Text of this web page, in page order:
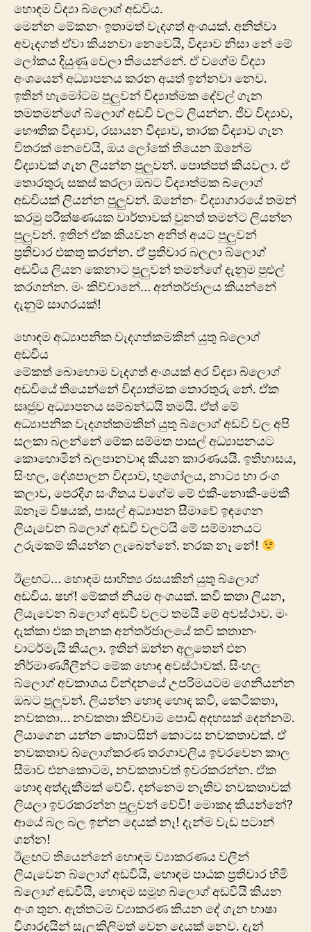
හොඳම විද්‍යා බ්ලොග් අඩවිය.
මෙන්න මේකනං ඉතාමත් වැදගත් අංශයක්. අනිත්වා
අවැදගත් ඒවා කියනවා නෙවෙයි, විද්‍යාව නිසා නේ මේ
ලෝකය දියුණු වෙලා තියෙන්නේ. ඒ වගේම විද්‍යා
අංශයෙන් අධ්‍යාපනය කරන අයත් ඉන්නවා නෙව.
ඉතින් හැමෝටම පුලුවන් විද්‍යාත්මක දේවල් ගැන
තමතමන්ගේ බ්ලොග් අඩවි වලට ලියන්න. ජීව විද්‍යාව,
භෞතික විද්‍යාව, රසායන විද්‍යාව, තාරක විද්‍යාව ගැන
විතරක් නෙවෙයි, ඔය ලෝකේ තියෙන ඕනේම
විද්‍යාවක් ගැන ලියන්න පුලුවන්. පොත්පත් කියවලා. ඒ
තොරතුරු සකස් කරලා ඔබ‍ට විද්‍යාත්මක බ්ලොග්
අඩවියක් ලියන්න පුලුවන්. ඕනේනං විද්‍යාගාරයේ තමන්
කරමු පරීක්ෂණයක වාර්තාවක් වුනත් තමන්ට ලියන්න
පුලුවන්. ඉතින් ඒක කියවන අනිත් අයට පුලුවන්
ප්‍රතිචාර එකතු කරන්න. ඒ ප්‍රතිචාර බලලා බ්ලොග්
අඩවිය ලියන කෙනාට පුලුවන් තමන්ගේ දැනුම පුළුල්
කරගන්න. මං කිව්වානේ… අන්තර්ජාලය කියන්නේ
දැනුම් සාගරයක්!
හොඳම අධ්‍යාපනික වැදගත්කමකින් යුතු බ්ලොග්
අඩවිය
මේකත් බොහොම වැදගත් අංශයක් අර විද්‍යා බ්ලොග්
අඩවියේ තියෙන්නේ විද්‍යාත්මක තොරතුරු නේ. ඒක
සෘජුව අධ්‍යාපනය සම්බන්ධයි තමයි. ඒත් මේ
අධ්‍යාපනික වැදගත්කමකින් යුතු බ්ලොග් අඩවි වල අපි
සලකා බලන්නේ මේක සම්මත පාසල් අධ්‍යාපනයට
කොහොමින් බලපානවාද කියන කාරණයයි. ඉතිහාසය,
සිංහල, දේශපාලන විද්‍යාව, භු‍ගෝලය, නාට්‍ය හා රංග
කලාව, පෙරදිග සංගීතය වගේම මේ එකී-නොකී-මෙකී
ඕනෑම විෂයක්, පාසල් අධ්‍යාපන සීමාවේ ඉඳගෙන
ලියැවෙන බ්ලොග් අඩවි වලටයි මේ සම්මානයට
උරුමකම් කියන්න ලැබෙන්නේ. නරක නෑ නේ!
ඊළඟට… හොඳම සාහිත්‍ය රසයකින් යුතු බ්ලොග්
අඩවිය. ෂහ්! මේකත් නියම අංශයක්. කවි කතා ලියන,
ලියැවෙන බ්ලොග් අඩවි වලට තමයි මේ අවස්ථාව. මං
දැක්කා එක තැනක අන්තර්ජාලයේ කවි කතානං
චාටර්මැයි කියලා. ඉතින් ඔන්න අලුතෙන් එන
නිර්මාණශීලීන්ට මේක හොඳ අවස්ථාවක්. සිංහල
බ්ලොග් අවකාශය වින්දනයේ උපරිමයටම ගෙනියන්න
ඔබට පුලුවන්. ලියන්න හොඳ හොඳ කවි, කෙටිකතා,
නවකතා… නවකතා කිව්වාම පොඩි අදහසක් දෙන්නම්.
ලියාගෙන යන්න කොටසින් කොටස නවකතාවක්. ඒ
නවකතාව බ්ලොග්කරණ තරගාවලිය ඉවරවෙන කාල
සීමාව එනකොටම, නවකතාවත් ඉවරකරන්න. ඒක
හොඳ අත්දැකීමක් වේවි. දන්නෙම නැතිව නවකතාවක්
ලියලා ඉවරකරන්න පුලුවන් වේවි! මොකද කියන්නේ?
ආයේ බල බල ඉන්න දෙයක් නෑ! දැන්ම වැඩ පටාන්
ගන්න!
ඊළඟට තියෙන්නේ හොඳම ව්‍යාකරණය වලින්
ලියැවෙන බ්ලොග් අඩවියි, හොඳම පාඨක ප්‍රතිචාර හිමි
බ්ලොග් අඩවියි, හොඳම සමූහ බ්ලොග් අඩවියි කියන
අංශ තුන. ඇත්තටම ව්‍යාකරණ කියන දේ ගැන භාෂා
විශාරදයින් සැලකිලිමත් වෙන දෙයක් නෙව. දැන්